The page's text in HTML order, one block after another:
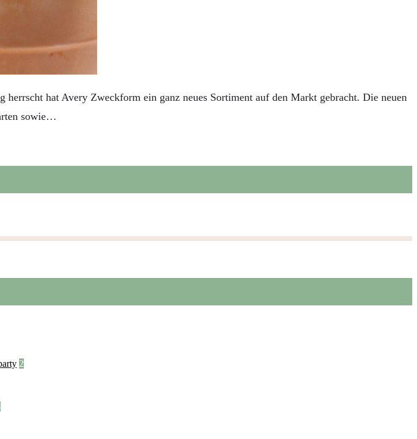
hat Avery Zweckform ein ganz neues Sortiment auf den Markt gebracht. Die neuen
sowie…
2